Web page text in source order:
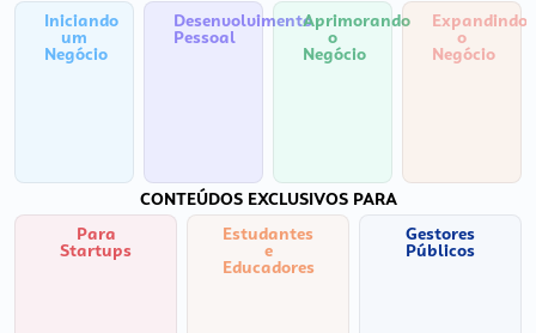
Iniciando
um
Negócio
Desenvolvimento
Pessoal
Aprimorando
o
Negócio
Expandindo
o
Negócio
CONTEÚDOS EXCLUSIVOS PARA
Para
Startups
Estudantes
e
Educadores
Gestores
Públicos